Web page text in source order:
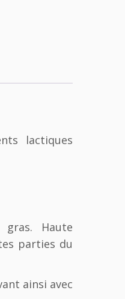
lactiques
gras. Haute
parties du
ainsi avec